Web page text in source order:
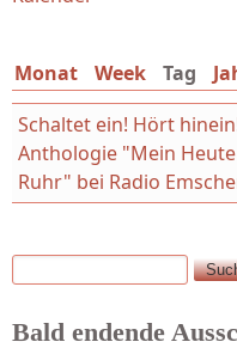
Monat Week Tag
Schaltet ein! Hört
Anthologie "Mein
Ruhr" bei Radio
Suchformular
Suche
Bald endende